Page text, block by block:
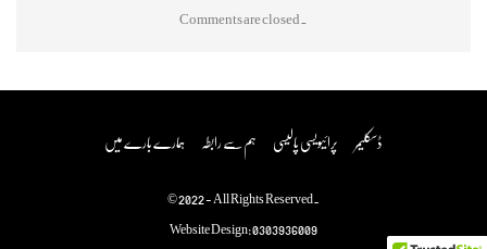
Comments are closed.
ہمارے بارے میں ہم سے رابطہ پرائیویسی پالیسی ڈسکلیمر
© 2022 - All Rights Reserved.
Website Design:0303936009